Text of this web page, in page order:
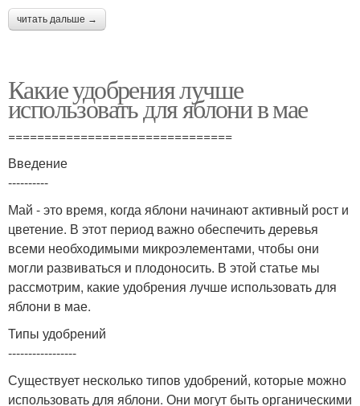
читать дальше →
Какие удобрения лучше
использовать для яблони в мае
===============================
Введение
----------
Май - это время, когда яблони начинают активный рост и
цветение. В этот период важно обеспечить деревья
всеми необходимыми микроэлементами, чтобы они
могли развиваться и плодоносить. В этой статье мы
рассмотрим, какие удобрения лучше использовать для
яблони в мае.
Типы удобрений
-----------------
Существует несколько типов удобрений, которые можно
использовать для яблони. Они могут быть органическими